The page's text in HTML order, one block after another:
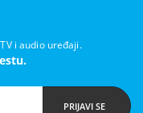
i audio uređaji.
PRIJAVI SE